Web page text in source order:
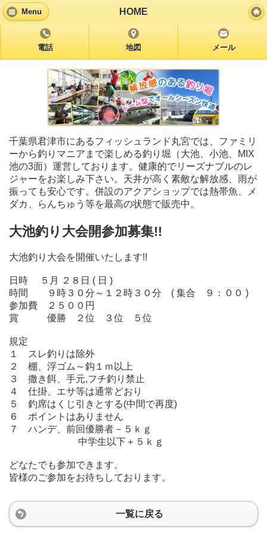
Menu HOME
電話 地図 メール
千葉県君津市にあるフィッシュランド丸宮では、ファミリ
ーから釣りマニアまで楽しめる釣り堀（大池、小池、MIX
池の3面）運営しております。健康的でリーズナブルのレ
ジャーをお楽しみ下さい。天井が高く素敵な解放感、雨が
振っても安心です。併設のアクアショップでは熱帯魚、メ
ダカ、らんちゅう等を最高の状態で販売中。
大池釣り大会開参加募集!!
大池釣り大会を開催いたします!!
日時 ５月 ２８日 ( 日 )
時間 ９時３０分～１２時３０分 ( 集合 ９：００ )
参加費 ２５００円
賞 優勝 ２位 ３位 ５位
規定
１ スレ釣りは除外
２ 棚、浮ゴム～鈎１ｍ以上
３ 撒き餌、手元,フチ釣り禁止
４ 仕掛、エサ等は通常どおり
５ 釣席はくじ引きとする(中間で再度)
６ ポイントはありません
７ ハンデ、前回優勝者－５ｋｇ
中学生以下＋５ｋｇ
どなたでも参加できます。
皆様のご参加をお待ちしております。
一覧に戻る